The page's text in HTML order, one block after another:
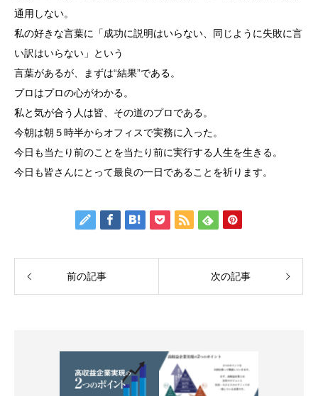
通用しない。
私の好きな言葉に「成功に説明はいらない、同じように失敗に言
い訳はいらない」という
言葉があるが、まずは“結果”である。
プロはプロの心がわかる。
私と気が合う人は皆、その道のプロである。
今朝は朝５時半からオフィスで実務に入った。
今日も当たり前のことを当たり前に実行する人生を生きる。
今日も皆さんにとって最良の一日であることを祈ります。
前の記事 次の記事